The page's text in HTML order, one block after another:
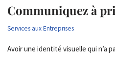
Communiquez à
Services aux Entreprises
Avoir une identité visuelle qui n’a